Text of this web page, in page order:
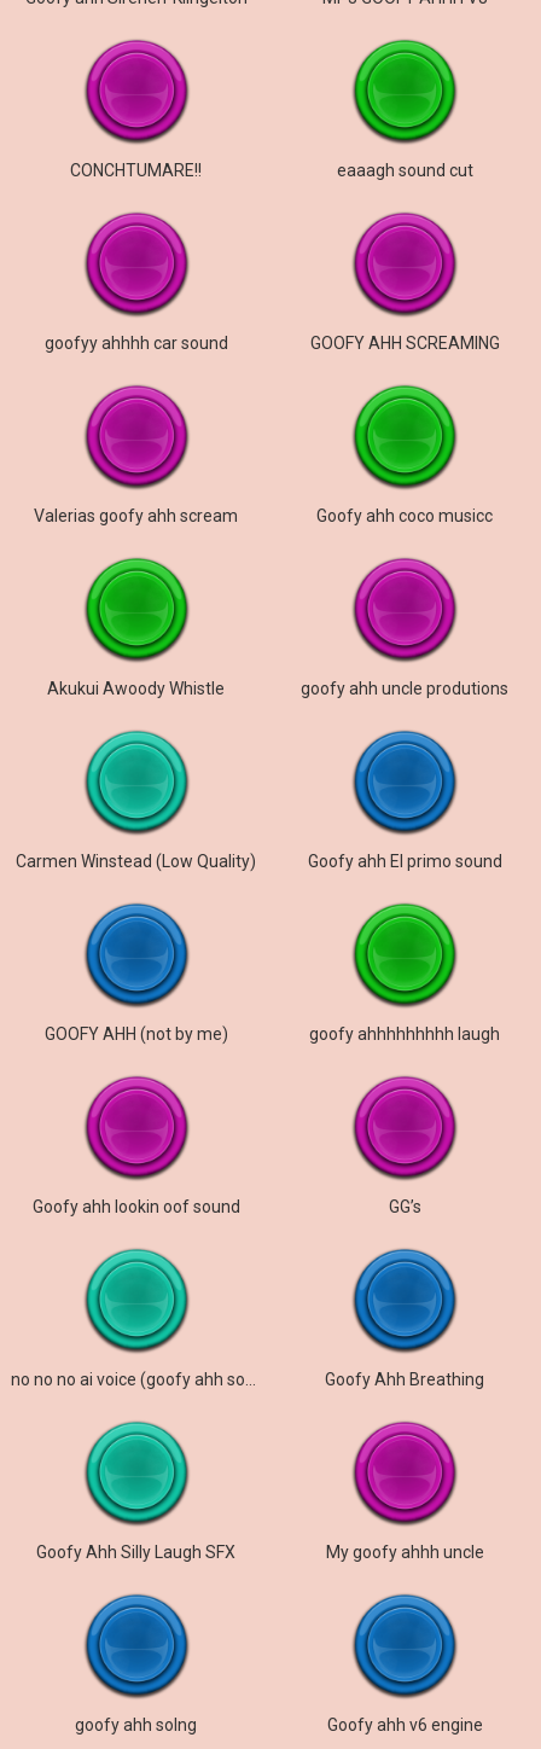
CONCHTUMARE!! eaaagh sound cut
goofyy ahhhh car sound GOOFY AHH SCREAMING
Valerias goofy ahh scream Goofy ahh coco musicc
Akukui Awoody Whistle goofy ahh uncle produtions
Carmen Winstead (Low Quality) Goofy ahh El primo sound
GOOFY AHH (not by me) goofy ahhhhhhhhh laugh
Goofy ahh lookin oof sound GG’s
Goofy Ahh Breathing
Goofy Ahh Silly Laugh SFX My goofy ahhh uncle
goofy ahh solng Goofy ahh v6 engine